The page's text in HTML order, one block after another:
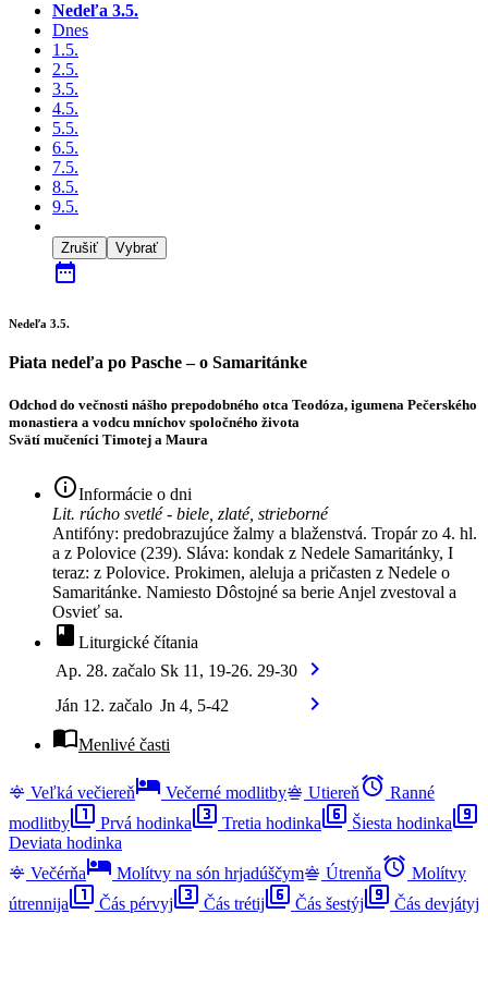
Nedeľa 3.5.
Dnes
1.5.
2.5.
3.5.
4.5.
5.5.
6.5.
7.5.
8.5.
9.5.
Zrušiť Vybrať
date_range
Nedeľa 3.5.
Piata nedeľa po Pasche – o Samaritánke
Odchod do večnosti nášho prepodobného otca Teodóza, igumena Pečerského
monastiera a vodcu mníchov spoločného života
Svätí mučeníci Timotej a Maura
info_outlineInformácie o dni
Lit. rúcho svetlé - biele, zlaté, strieborné
Antifóny: predobrazujúce žalmy a blaženstvá. Tropár zo 4. hl.
a z Polovice (239). Sláva: kondak z Nedele Samaritánky, I
teraz: z Polovice. Prokimen, aleluja a pričasten z Nedele o
Samaritánke. Namiesto Dôstojné sa berie Anjel zvestoval a
Osvieť sa.
book Liturgické čítania
Ap. 28. začalo Sk 11, 19-26. 29-30 chevron_right
Ján 12. začalo Jn 4, 5-42
chevron_right
import_contactsMenlivé časti
Veľká večiereňhotel Večerné modlitby Utiereňalarm Ranné
modlitbyfilter_1 Prvá hodinkafilter_3 Tretia hodinkafilter_6 Šiesta hodinkafilter_9
Deviata hodinka
Večérňahotel Molítvy na són hrjadúščym Útrenňaalarm Molítvy
útrennijafilter_1 Čás pérvyjfilter_3 Čás trétijfilter_6 Čás šestýjfilter_9 Čás devjátyj